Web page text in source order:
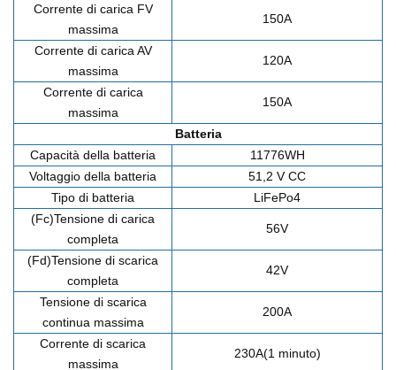
Corrente di carica FV
massima
150A
Corrente di carica AV
massima
120A
Corrente di carica
massima
150A
Batteria
Capacità della batteria
11776WH
Voltaggio della batteria
51,2 V CC
Tipo di batteria
LiFePo4
(Fc)Tensione di carica
completa
56V
(Fd)Tensione di scarica
completa
42V
Tensione di scarica
continua massima
200A
Corrente di scarica
massima
230A(1 minuto)